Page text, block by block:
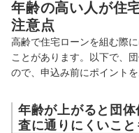
年齢の高い人が住
注意点
高齢で住宅ローンを組む際
ことがあります。以下で、
ので、申込み前にポイント
年齢が上がると団
査に通りにくいこと